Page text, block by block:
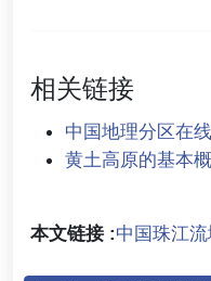
相关链接
中国地理分区在
黄土高原的基本
本文链接 :中国珠江